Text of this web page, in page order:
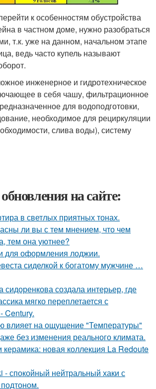
к особенностям обустройства
в частном доме, нужно разобраться
т.к. уже на данном, начальном этапе
ведь часто купель называют
инженерное и гидротехническое
в себя чашу, фильтрационное
для водоподготовки,
необходимое для рециркуляции
слива воды), систему
на сайте:
в светлых приятных тонах.
ли вы с тем мнением, что чем
тем она уютнее?
для оформления лоджии.
сиделкой к богатому мужчине …
создала интерьер, где
мягко переплетается с
Century.
влияет на ощущение "Температуры"
без изменения реального климата.
керамика: новая коллекция La Redoute
- спокойный нейтральный хаки с